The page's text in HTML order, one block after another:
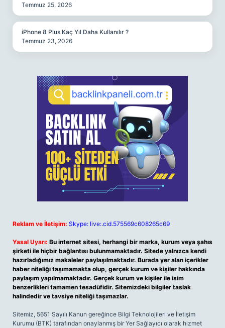
Temmuz 25, 2026
iPhone 8 Plus Kaç Yıl Daha Kullanılır ?
Temmuz 23, 2026
Reklam ve İletişim: Skype: live:.cid.575569c608265c69
Yasal Uyarı: Bu internet sitesi, herhangi bir marka, kurum veya şahıs
şirketi ile hiçbir bağlantısı bulunmamaktadır. Sitede yalnızca kendi
hazırladığımız makaleler paylaşılmaktadır. Burada yer alan içerikler
haber niteliği taşımamakta olup, gerçek kurum ve kişiler hakkında
paylaşım yapılmamaktadır. Gerçek kurum ve kişiler ile isim
benzerlikleri tamamen tesadüfidir. Sitemizdeki bilgiler taslak
halindedir ve tavsiye niteliği taşımazlar.
Sitemiz, 5651 Sayılı Kanun gereğince Bilgi Teknolojileri ve İletişim
Kurumu (BTK) tarafından onaylanmış bir Yer Sağlayıcı olarak hizmet